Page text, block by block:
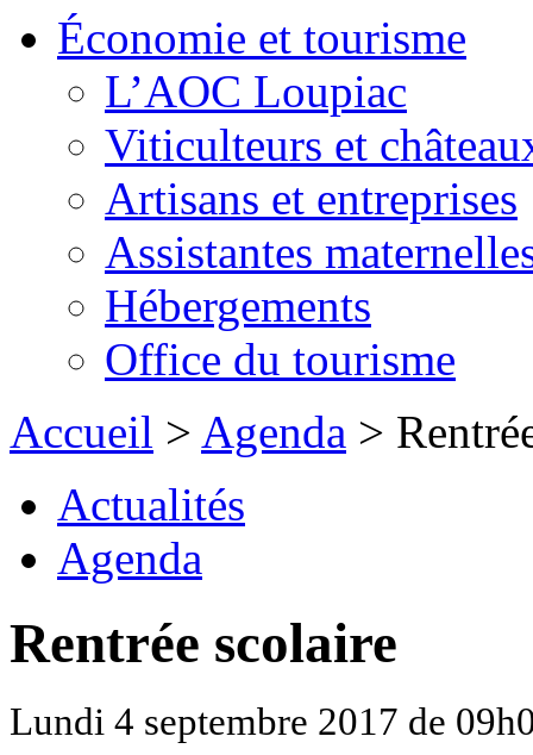
Économie et tourisme
L’AOC Loupiac
Viticulteurs et
Artisans et entreprises
Assistantes
Hébergements
Office du tourisme
Accueil > Agenda >
Actualités
Agenda
Rentrée scolaire
Lundi 4 septembre 2017 de